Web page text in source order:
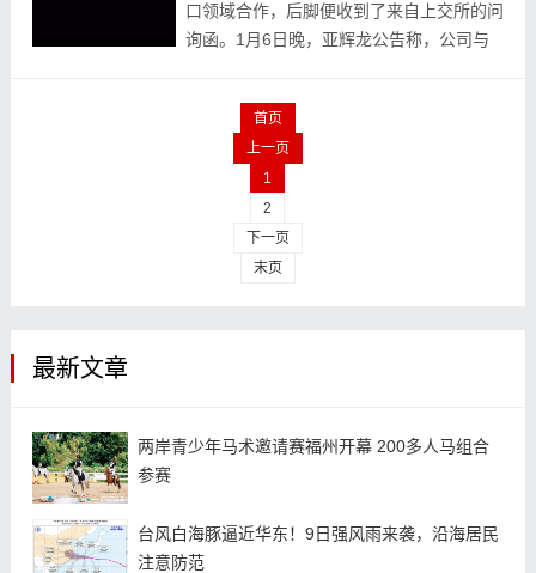
口领域合作，后脚便收到了来自上交所的问
询函。1月6日晚，亚辉龙公告称，公司与
首页
上一页
1
2
下一页
末页
最新文章
两岸青少年马术邀请赛福州开幕 200多人马组合
参赛
台风白海豚逼近华东！9日强风雨来袭，沿海居民
注意防范